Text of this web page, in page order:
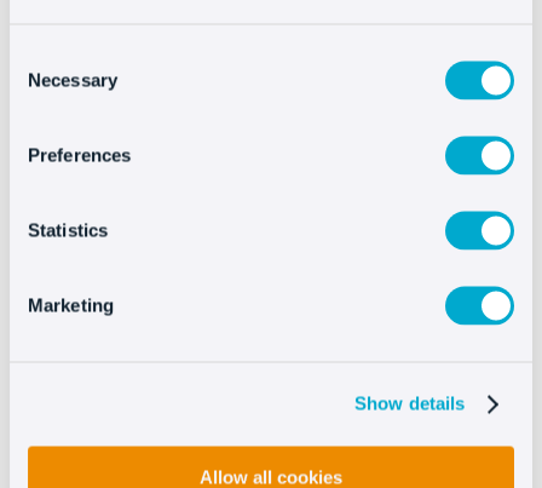
Selection
Necessary
Preferences
Statistics
Marketing
Show details
Allow all cookies
Scopri i benefici che
apporta Oct8ne